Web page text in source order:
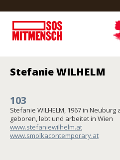
Stefanie WILHELM
103
Stefanie WILHELM, 1967 in
geboren, lebt und arbeitet in Wien
www.stefaniewilhelm.at
www.smolkacontemporary.at